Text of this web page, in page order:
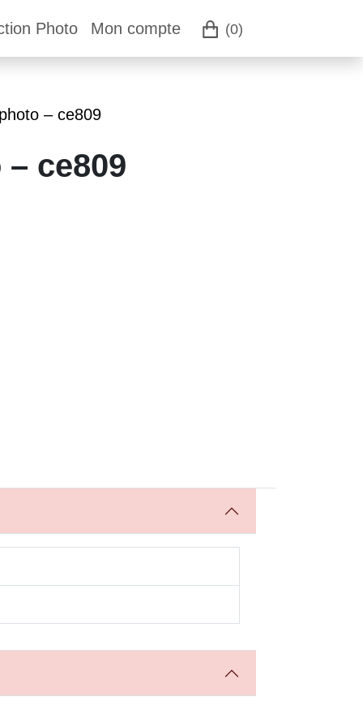
(0)
Photo Mon compte
– ce809
ce809